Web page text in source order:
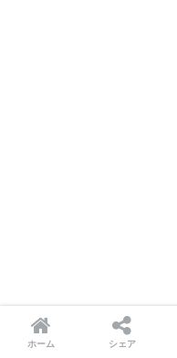
ホーム シェア